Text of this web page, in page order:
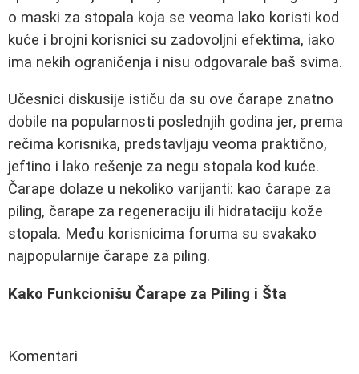
o maski za stopala koja se veoma lako koristi kod
kuće i brojni korisnici su zadovoljni efektima, iako
ima nekih ograničenja i nisu odgovarale baš svima.
Učesnici diskusije ističu da su ove čarape znatno
dobile na popularnosti poslednjih godina jer, prema
rečima korisnika, predstavljaju veoma praktično,
jeftino i lako rešenje za negu stopala kod kuće.
Čarape dolaze u nekoliko varijanti: kao čarape za
piling, čarape za regeneraciju ili hidrataciju kože
stopala. Među korisnicima foruma su svakako
najpopularnije čarape za piling.
Kako Funkcionišu Čarape za Piling i Šta
Komentari